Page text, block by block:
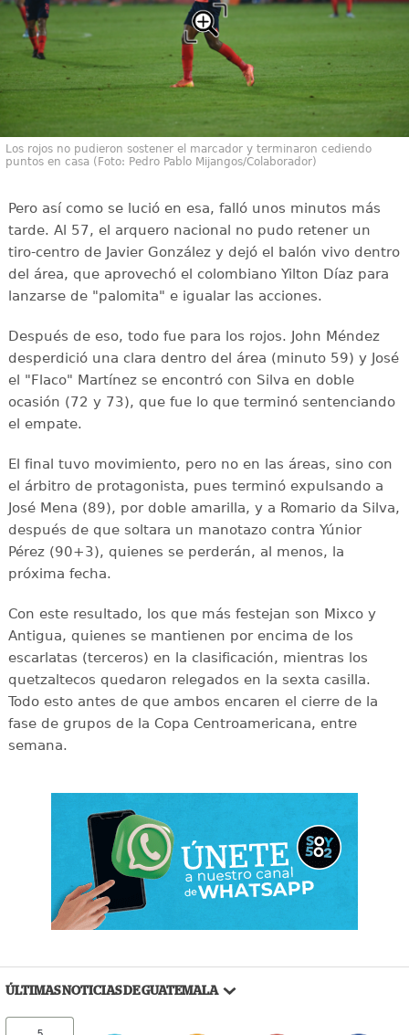
Los rojos no pudieron sostener el marcador y terminaron cediendo
puntos en casa (Foto: Pedro Pablo Mijangos/Colaborador)
Pero así como se lució en esa, falló unos minutos más
tarde. Al 57, el arquero nacional no pudo retener un
tiro-centro de Javier González y dejó el balón vivo dentro
del área, que aprovechó el colombiano Yilton Díaz para
lanzarse de "palomita" e igualar las acciones.
Después de eso, todo fue para los rojos. John Méndez
desperdició una clara dentro del área (minuto 59) y José
el "Flaco" Martínez se encontró con Silva en doble
ocasión (72 y 73), que fue lo que terminó sentenciando
el empate.
El final tuvo movimiento, pero no en las áreas, sino con
el árbitro de protagonista, pues terminó expulsando a
José Mena (89), por doble amarilla, y a Romario da Silva,
después de que soltara un manotazo contra Yúnior
Pérez (90+3), quienes se perderán, al menos, la
próxima fecha.
Con este resultado, los que más festejan son Mixco y
Antigua, quienes se mantienen por encima de los
escarlatas (terceros) en la clasificación, mientras los
quetzaltecos quedaron relegados en la sexta casilla.
Todo esto antes de que ambos encaren el cierre de la
fase de grupos de la Copa Centroamericana, entre
semana.
ÚLTIMAS NOTICIAS DE GUATEMALA